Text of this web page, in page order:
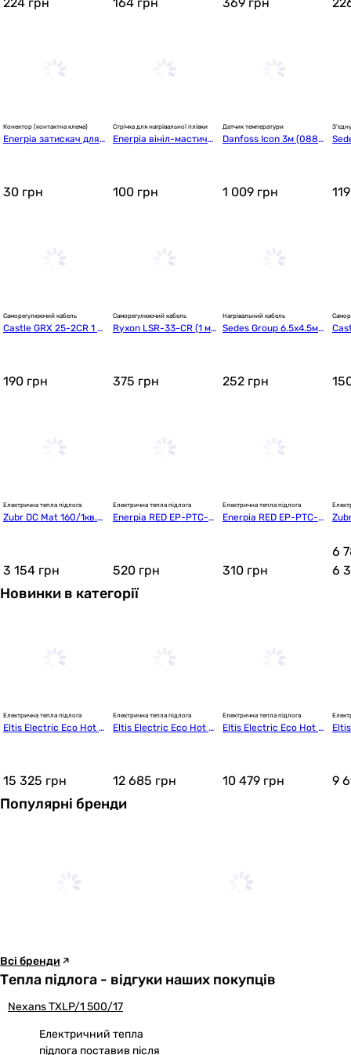
Конектор (контактна клема)
Enerpia затискач для
30 грн
Стрічка для нагрівальної плівки
Enerpia вініл-мастичн
100 грн
Датчик температури
Danfoss Icon 3м (088U
1 009 грн
Саморегулюючий кабель
Castle GRX 25-2CR 1 м.
190 грн
Саморегулюючий кабель
Ryxon LSR-33-CR (1 м.
375 грн
Нагрівальний кабель
Sedes Group 6.5x4.5мм
252 грн
Електрична тепла підлога
Zubr DC Mat 160/1кв.м
3 154 грн
Електрична тепла підлога
Enerpia RED EP-PTC-3
520 грн
Електрична тепла підлога
Enerpia RED EP-PTC-3
310 грн
6
6
Новинки в категорії
Електрична тепла підлога
Eltis Electric Eco Hot Li
15 325 грн
Електрична тепла підлога
Eltis Electric Eco Hot Li
12 685 грн
Електрична тепла підлога
Eltis Electric Eco Hot Li
10 479 грн 9
Популярні бренди
Всі бренди
Тепла підлога - відгуки наших покупців
Nexans TXLP/1 500/17
Електричний тепла
підлога поставив після